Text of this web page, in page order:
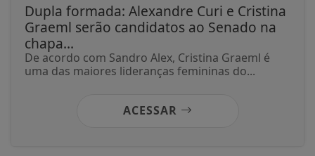
Dupla formada: Alexandre Curi e Cristina
Graeml serão candidatos ao Senado na
chapa...
De acordo com Sandro Alex, Cristina Graeml é
uma das maiores lideranças femininas do...
ACESSAR